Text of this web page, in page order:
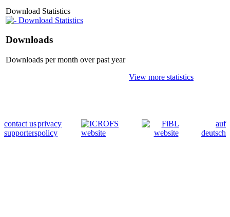
Download Statistics
Download Statistics
Downloads
Downloads per month over past year
View more statistics
contact us
supporters
privacy
policy
auf
deutsch